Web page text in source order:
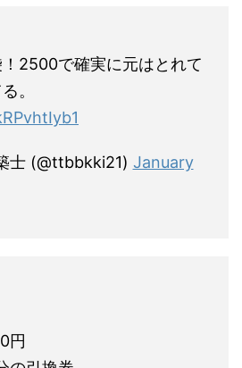
2500で確実に元はとれて
。
士 (@ttbbkki21) January
円